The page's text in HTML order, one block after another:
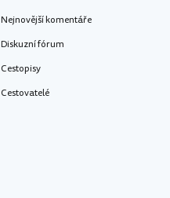
Nejnovější komentáře
Diskuzní fórum
Cestopisy
Cestovatelé